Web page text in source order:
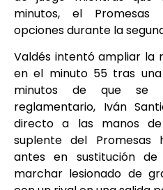
minutos, el Promesas
opciones durante la
Valdés intentó ampliar la
en el minuto 55 tras
minutos de que se
reglamentario, Iván
directo a las manos
suplente del Promesas
antes en sustitución
marchar lesionado de